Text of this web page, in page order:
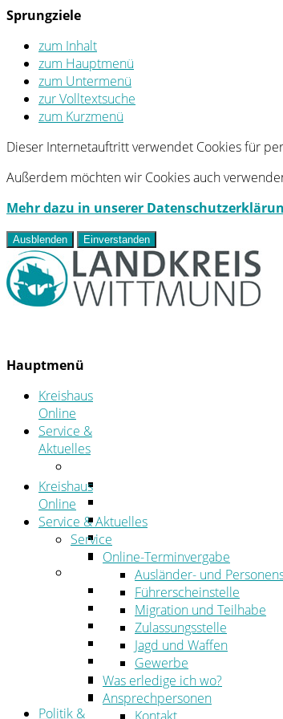
Sprungziele
zum Inhalt
zum Hauptmenü
zum Untermenü
zur Volltextsuche
zum Kurzmenü
Dieser Internetauftritt verwendet Cookies für
Außerdem möchten wir Cookies auch
Mehr dazu in unserer
Ausblenden Einverstanden
Hauptmenü
Kreishaus
Online
Service &
Aktuelles
Ansprechpersonen
Formulare
Öffnungszeiten
Aktuelles
Stellenangebote
Azubiportal
Pressemitteilungen
Bekanntmachungen &
Kehrbezirksausschreibungen
Amtsblatt
Öffentliche Ausschreibungen
Politik &
Kreishaus
Online
Service & Aktuelles
Service
Online-Terminvergabe
Ausländer- und
Führerscheinstelle
Migration und Teilhabe
Zulassungsstelle
Jagd und Waffen
Gewerbe
Was erledige ich wo?
Ansprechpersonen